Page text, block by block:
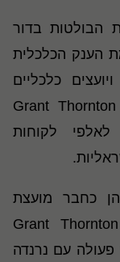
הבולטות בדור
הענק הכלכלית
חשבון ויועצים כלכליים
הפרוסים על פני 13 סניפי משרדי Grant Thornton
לקוחות
3 שנים לכהן כחבר מועצת
Grant Thornton
עם נרנדה